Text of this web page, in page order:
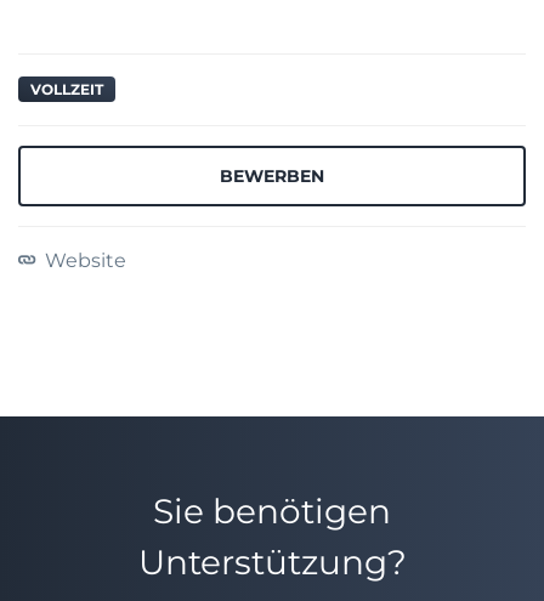
VOLLZEIT
BEWERBEN
Website
Sie benötigen
Unterstützung?